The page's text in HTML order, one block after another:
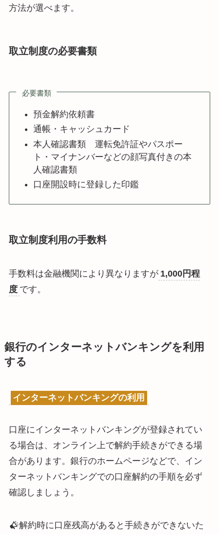
方法が選べます。
取立制度の必要書類
必要書類
預金解約依頼書
通帳・キャッシュカード
本人確認書類 運転免許証やパスポー
ト・マイナンバーなどの顔写真付きの本
人確認書類
口座開設時に登録した印鑑
取立制度利用の手数料
手数料は金融機関により異なりますが 1,000円程
度 です。
銀行のインターネットバンキングを利用
する
インターネットバンキングの利用
口座にインターネットバンキングが登録されてい
る場合は、オンライン上で解約手続きができる場
合があります。銀行のホームページなどで、イン
ターネットバンキングでの口座解約の手順を必ず
確認しましょう。
解約時に口座残高があると手続きができないた